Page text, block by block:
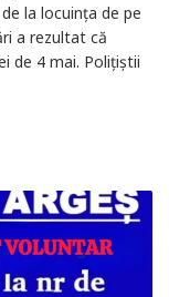
la locuința de pe
a rezultat că
de 4 mai. Polițiștii